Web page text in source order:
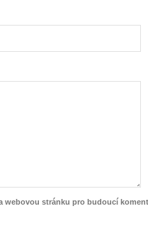
webovou stránku pro budoucí